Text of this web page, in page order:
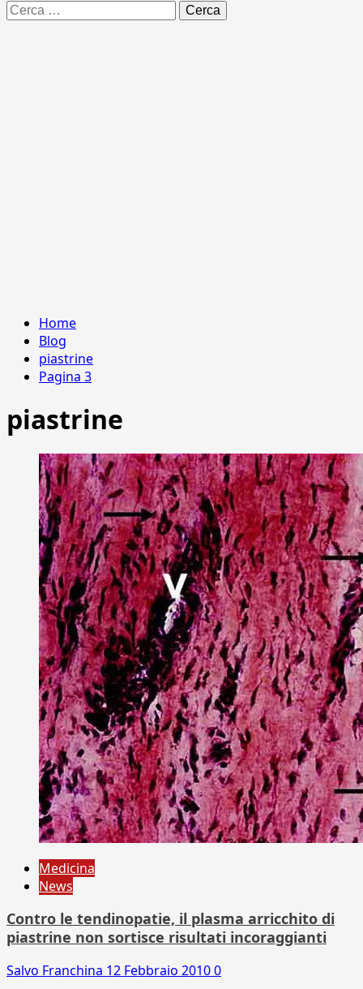
Ricerca
per:
Home
Blog
piastrine
Pagina 3
piastrine
Medicina
News
Contro le tendinopatie, il plasma arricchito di
piastrine non sortisce risultati incoraggianti
Salvo Franchina 12 Febbraio 20100